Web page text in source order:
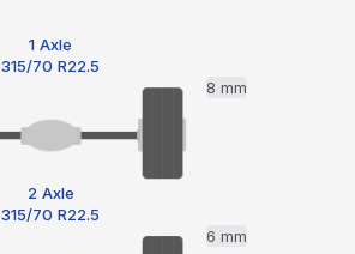
1 Axle
315/70 R22.5
8 mm
2 Axle
315/70 R22.5
6 mm